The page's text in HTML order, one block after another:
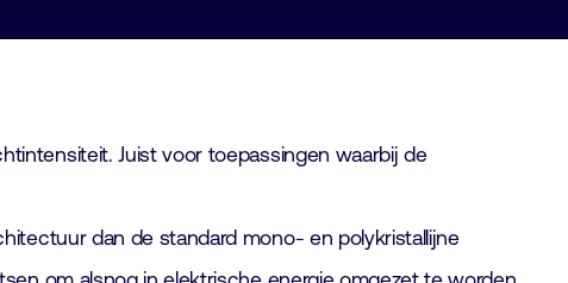
Juist voor toepassingen waarbij de
dan de standard mono- en polykristallijne